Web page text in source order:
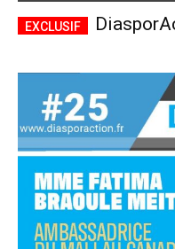
Accès complet
$22 / an
Tous les articles